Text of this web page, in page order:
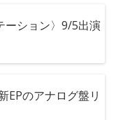
ーション〉9/5出演
EPのアナログ盤リ